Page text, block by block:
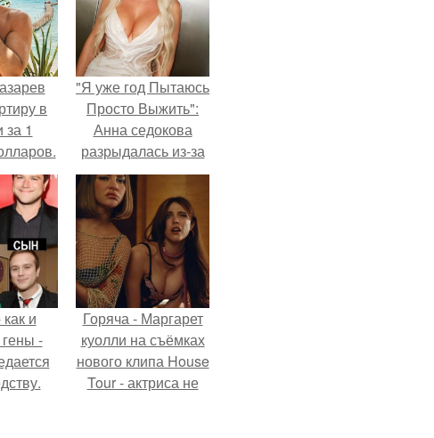
в
1
"Я уже год Пытаюсь
Просто Выжить":
Анна седокова
разрыдалась из-за
жесткой травли и
проклятий в сети.
и
-
Горяча - Маргарет
куолли на съёмках
нового клипа House
Tour - актриса не